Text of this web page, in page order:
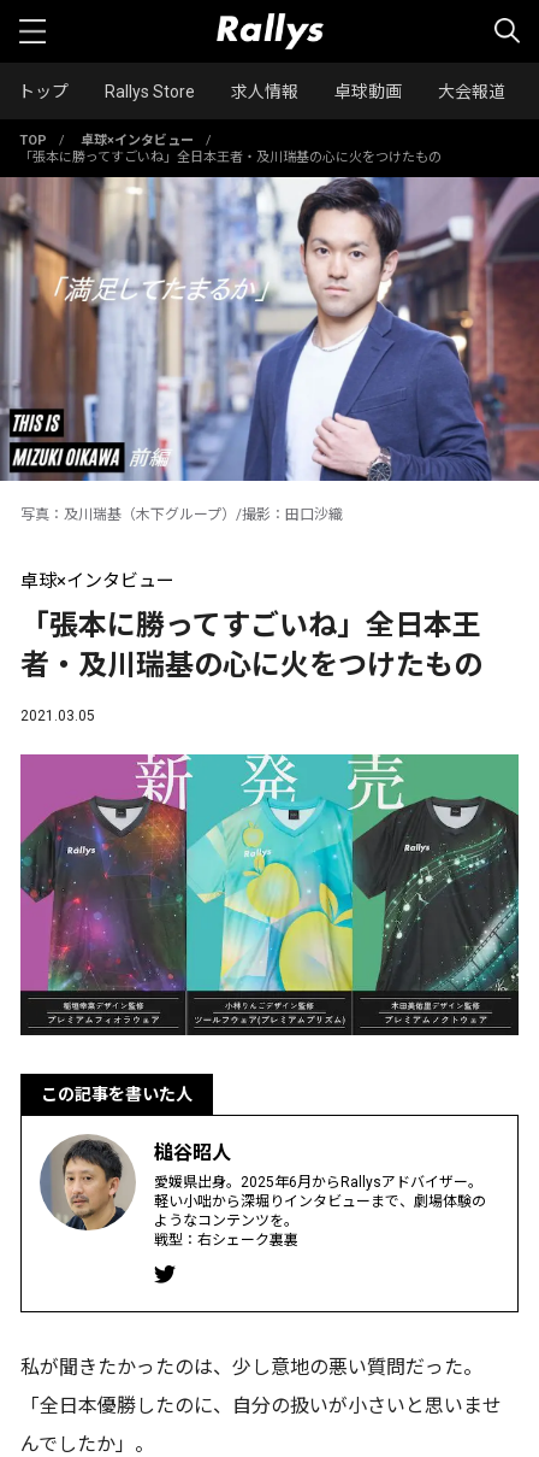
トップ Rallys Store 求人情報 卓球動画 大会報道
TOP / 卓球×インタビュー
/
「張本に勝ってすごいね」全日本王者・及川瑞基の心に火をつけたもの
写真：及川瑞基（木下グループ）/撮影：田口沙織
卓球×インタビュー
「張本に勝ってすごいね」全日本王
者・及川瑞基の心に火をつけたもの
2021.03.05
この記事を書いた人
槌谷昭人
愛媛県出身。2025年6月からRallysアドバイザー。
軽い小咄から深堀りインタビューまで、劇場体験の
ようなコンテンツを。
戦型：右シェーク裏裏
私が聞きたかったのは、少し意地の悪い質問だった。
「全日本優勝したのに、自分の扱いが小さいと思いませ
んでしたか」。